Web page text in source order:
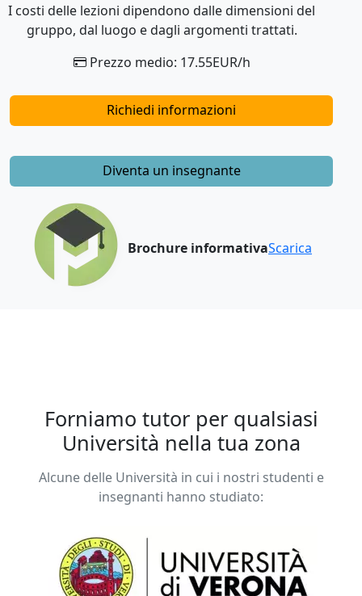
I costi delle lezioni dipendono dalle dimensioni del
gruppo, dal luogo e dagli argomenti trattati.
Prezzo medio: 17.55EUR/h
Richiedi informazioni
Diventa un insegnante
Brochure informativaScarica
Forniamo tutor per qualsiasi
Università nella tua zona
Alcune delle Università in cui i nostri studenti e
insegnanti hanno studiato: